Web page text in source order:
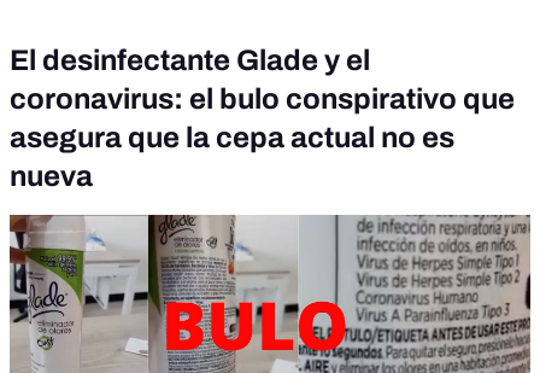
El desinfectante Glade y el
coronavirus: el bulo conspirativo que
asegura que la cepa actual no es
nueva